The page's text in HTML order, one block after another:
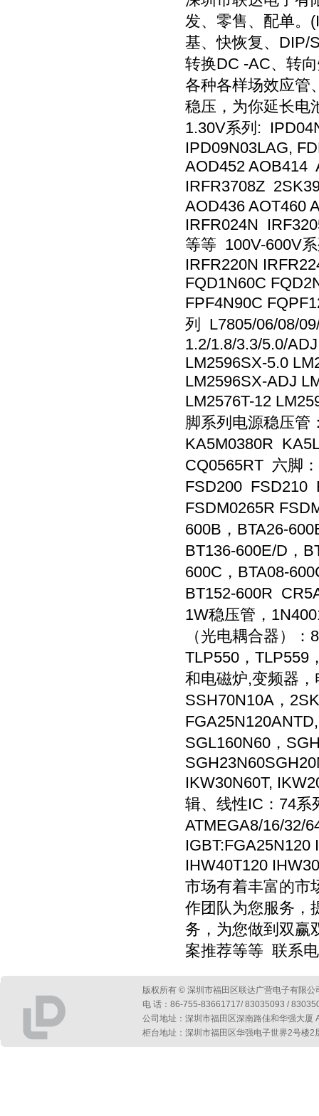
发、零售、配单。
基、快恢复、DIP/
转换DC -AC、转
各种各样场效应管
稳压，为你延长电
1.30V系列:
IPD09N03LAG,
AOD452 AOB414
IRFR3708Z
AOD436 AOT460
IRFR024N
等等 100V-600V
IRFR220N
FQD1N60C
FPF4N90C
列 L7805/06/08/
1.2/1.8/3.3/5.0/
LM2596SX-5.0
LM2596SX-ADJ
LM2576T-12
脚系列电源稳压管
KA5M0380R
CQ0565RT 六脚
FSD200 FSD210
FSDM0265R
600B，BTA26-
BT136-600E/D，
600C，BTA08-
BT152-600R
1W稳压管，
（光电耦合器）
TLP550，TLP559
和电磁炉,变频器
SSH70N10A，
SGL160N60，
IKW30N60T,
辑、线性IC：74系
ATMEGA8/16/32/
IGBT:FGA25N120
IHW40T120
市场有着丰富的市
作团队为您服务，
务，为您做到双赢
案推荐等等 联系
版权所有 © 深圳市福田区联达广营电子有限公
电 话：86-755-83661717/ 83035093 /
公司地址：深圳市福田区深南路佳和华强大厦
柜台地址：深圳市福田区华强电子世界2号楼2